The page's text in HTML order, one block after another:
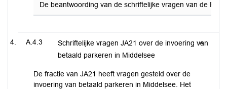
De beantwoording van de schriftelijke vragen van de
A.4.3
Schriftelijke vragen JA21 over de invoering van
betaald parkeren in Middelsee
De fractie van JA21 heeft vragen gesteld over de
invoering van betaald parkeren in Middelsee. Het